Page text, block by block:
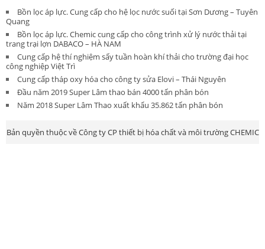
Bồn lọc áp lực. Cung cấp cho hệ lọc nước suối tại Sơn Dương – Tuyên
Quang
Bồn lọc áp lực. Chemic cung cấp cho công trình xử lý nước thải tại
trang trại lợn DABACO – HÀ NAM
Cung cấp hệ thí nghiệm sấy tuần hoàn khí thải cho trường đại học
công nghiệp Việt Trì
Cung cấp tháp oxy hóa cho công ty sửa Elovi – Thái Nguyên
Đầu năm 2019 Super Lâm thao bán 4000 tấn phân bón
Năm 2018 Super Lâm Thao xuất khẩu 35.862 tấn phân bón
Bản quyền thuộc về Công ty CP thiết bị hóa chất và môi trường CHEMIC